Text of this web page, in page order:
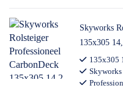
Skyworks
135x305
135x305
Skyworks